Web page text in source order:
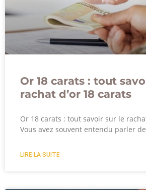
Or 18 carats : tout
rachat d’or 18 carats
Or 18 carats : tout savoir sur le
Vous avez souvent entendu parler de
LIRE LA SUITE